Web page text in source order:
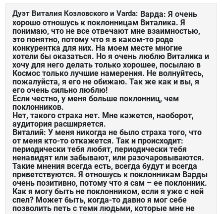
Дуэт Виталия Козловского и Varda: Варда: Я очень
хорошо отношусь к поклонницам Виталика. Я
понимаю, что не все отвечают мне взаимностью,
это понятно, потому что я в каком-то роде
конкурентка для них. На моем месте многие
хотели бы оказаться. Но я очень люблю Виталика и
хочу для него делать только хорошее, посылаю в
Космос только лучшие намерения. Не волнуйтесь,
пожалуйста, я его не обижаю. Так же как и вы, я
его очень сильно люблю!
Если честно, у меня больше поклонниц, чем
поклонников.
Нет, такого страха нет. Мне кажется, наоборот,
аудитория расширяется.
Виталий: У меня никогда не было страха того, что
от меня кто-то откажется. Так и происходит:
периодически тебя любят, периодически тебя
ненавидят или забывают, или разочаровываются.
Такие мнения всегда есть, всегда будут и всегда
приветствуются. Я отношусь к поклонникам Варды
очень позитивно, потому что я сам – ее поклонник.
Как я могу быть не поклонником, если я уже с ней
спел? Может быть, когда-то давно я мог себе
позволить петь с теми людьми, которые мне не